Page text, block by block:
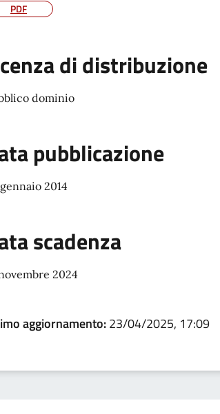
PDF
di distribuzione
dominio
pubblicazione
2014
scadenza
2024
aggiornamento:23/04/2025, 17:09